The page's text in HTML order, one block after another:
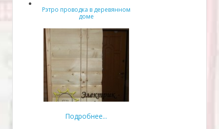
Рэтро проводка в деревянном
доме
Подробнее...